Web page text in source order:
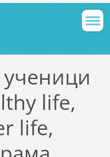
life,
life,